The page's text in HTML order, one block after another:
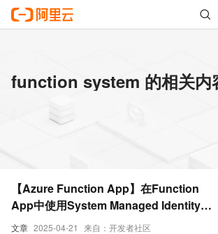
function system 的相关内
文章 2025-04-21 来自：开发者社区
【Azure Function App】在Function
App中使用System Managed Identity访
问Storage Account